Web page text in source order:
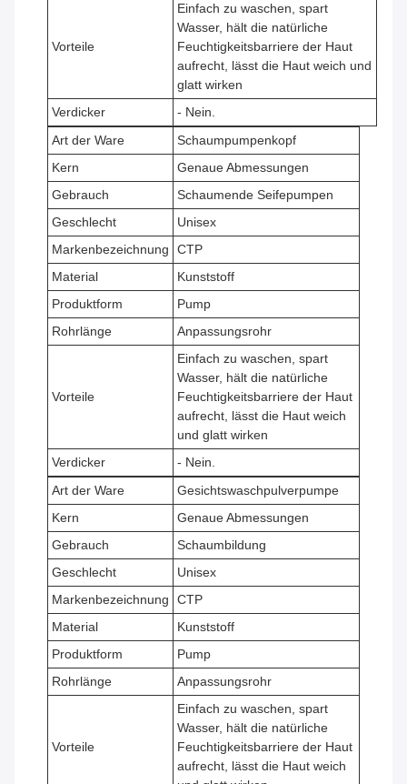
Vorteile
Einfach zu waschen, spart
Wasser, hält die natürliche
Feuchtigkeitsbarriere der Haut
aufrecht, lässt die Haut weich und
glatt wirken
Verdicker
- Nein.
Art der Ware
Schaumpumpenkopf
Kern
Genaue Abmessungen
Gebrauch
Schaumende Seifepumpen
Geschlecht
Unisex
Markenbezeichnung
CTP
Material
Kunststoff
Produktform
Pump
Rohrlänge
Anpassungsrohr
Vorteile
Einfach zu waschen, spart
Wasser, hält die natürliche
Feuchtigkeitsbarriere der Haut
aufrecht, lässt die Haut weich
und glatt wirken
Verdicker
- Nein.
Art der Ware
Gesichtswaschpulverpumpe
Kern
Genaue Abmessungen
Gebrauch
Schaumbildung
Geschlecht
Unisex
Markenbezeichnung
CTP
Material
Kunststoff
Produktform
Pump
Rohrlänge
Anpassungsrohr
Vorteile
Einfach zu waschen, spart
Wasser, hält die natürliche
Feuchtigkeitsbarriere der Haut
aufrecht, lässt die Haut weich